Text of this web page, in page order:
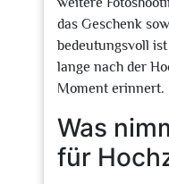
das Geschenk
bedeutungsvoll
lange nach der
Moment erinnert.
Was
für